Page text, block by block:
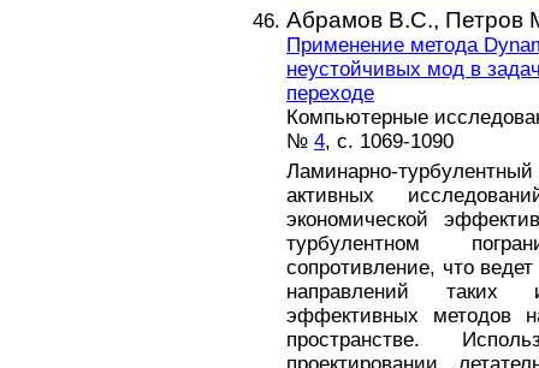
Абрамов В.С., Петров
Применение метода
неустойчивых мод в
переходе
Компьютерные
№ 4, с. 1069-1090
Ламинарно-
активных
экономической
турбулентном
сопротивление, что
направлений таких
эффективных методов
пространстве.